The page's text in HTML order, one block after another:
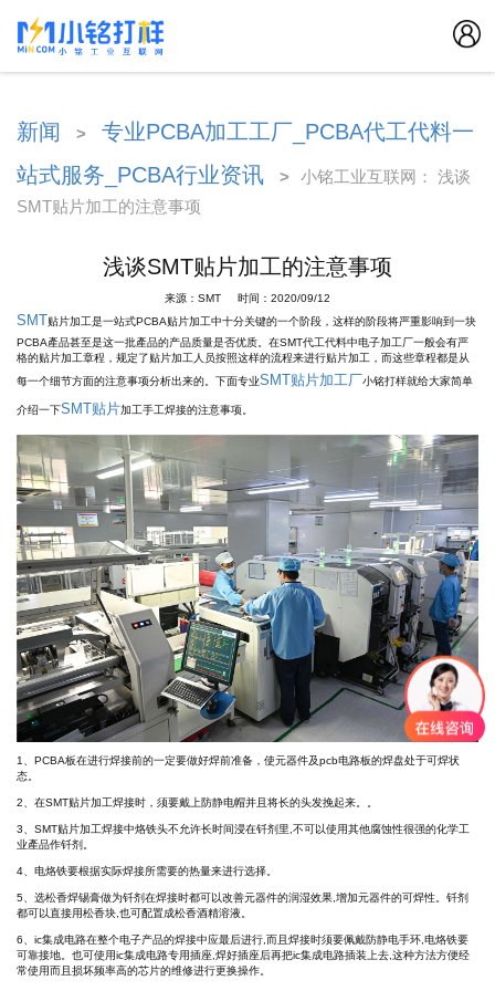
新闻 >
专业PCBA加工工厂_PCBA代工代料一
站式服务_PCBA行业资讯
>
小铭工业互联网： 浅谈
SMT贴片加工的注意事项
浅谈SMT贴片加工的注意事项
来源：SMT 时间：2020/09/12
SMT贴片加工是一站式PCBA贴片加工中十分关键的一个阶段，这样的阶段将严重影响到一块
PCBA產品甚至是这一批產品的产品质量是否优质。在SMT代工代料中电子加工厂一般会有严
格的贴片加工章程，规定了贴片加工人员按照这样的流程来进行贴片加工，而这些章程都是从
每一个细节方面的注意事项分析出来的。下面专业SMT贴片加工厂小铭打样就给大家简单
介绍一下SMT贴片加工手工焊接的注意事项。
1、PCBA板在进行焊接前的一定要做好焊前准备，使元器件及pcb电路板的焊盘处于可焊状
态。
2、在SMT贴片加工焊接时，须要戴上防静电帽并且将长的头发挽起来。。
3、SMT贴片加工焊接中烙铁头不允许长时间浸在钎剂里,不可以使用其他腐蚀性很强的化学工
业產品作钎剂。
4、电烙铁要根据实际焊接所需要的热量来进行选择。
5、选松香焊锡膏做为钎剂在焊接时都可以改善元器件的润湿效果,增加元器件的可焊性。钎剂
都可以直接用松香块,也可配置成松香酒精溶液。
6、ic集成电路在整个电子产品的焊接中应最后进行,而且焊接时须要佩戴防静电手环,电烙铁要
可靠接地。也可使用ic集成电路专用插座,焊好插座后再把ic集成电路插装上去,这种方法方便经
常使用而且损坏频率高的芯片的维修进行更换操作。